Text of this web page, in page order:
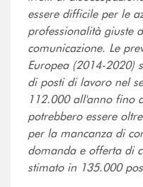
essere difficile per le
professionalità giuste
comunicazione. Le
Europea (2014-2020)
di posti di lavoro nel
112.000 all'anno fino
potrebbero essere
per la mancanza di
domanda e offerta di
stimato in 135.000